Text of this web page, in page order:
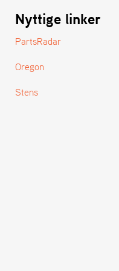
Nyttige linker
PartsRadar
Oregon
Stens